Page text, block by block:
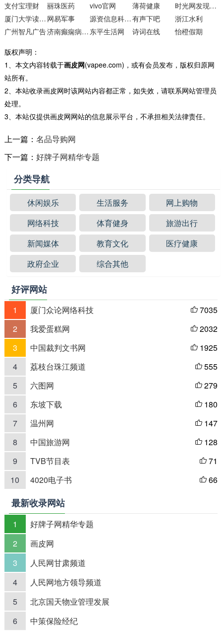
支付宝理财
丽珠医药 vivo官网 薄荷健康
时光网发现频道
厦门大学读书馆 网易军事 源资信息科技（上海)有声下吧
浙江水利
广州智凡广告
济南癫痫病医院 东平生活网 诗词在线 怡橙假期
版权声明：
1、本文内容转载于画皮网(vapee.com)，或有会员发布，版权归原网
站所有。
2、本站收录画皮网时该网站内容都正常，如失效，请联系网站管理员
处理。
3、本站仅提供画皮网网站的信息展示平台，不承担相关法律责任。
上一篇： 名品导购网
下一篇： 好牌子网精华专题
分类导航
休闲娱乐 生活服务
网上购物
网络科技
体育健身
旅游出行
新闻媒体
教育文化
医疗健康
政府企业
综合其他
好评网站
1 厦门众论网络科技  7035
2
我爱蛋糕网  2032
3
中国裁判文书网  1925
4
荔枝台珠江频道  555
5
六图网  279
6
东坡下载  180
7
温州网  147
8
中国旅游网  128
9
TVB节目表  71
10
4020电子书  66
最新收录网站
1
好牌子网精华专题
2
画皮网
3
人民网甘肃频道
4
人民网地方领导频道
5
北京国天物业管理发展
6
中策保险经纪